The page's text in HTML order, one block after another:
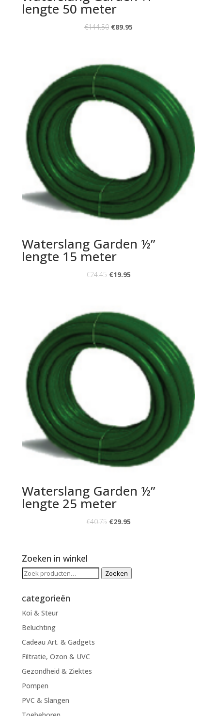
lengte 50 meter
€144.50 €89.95
Waterslang Garden ½”
lengte 15 meter
€24.45 €19.95
Waterslang Garden ½”
lengte 25 meter
€40.75 €29.95
Zoeken in winkel
Zoeken
Zoeken
categorieën
Koi & Steur
Beluchting
Cadeau Art. & Gadgets
Filtratie, Ozon & UVC
Gezondheid & Ziektes
Pompen
PVC & Slangen